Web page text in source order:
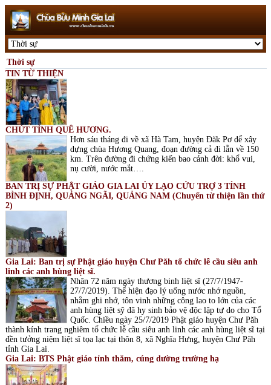
Thời sự
TIN TỪ THIỆN
CHÚT TÌNH QUÊ HƯƠNG.
Hơn sáu tháng đi về xã Hà Tam, huyện Đăk Pơ để xây
dựng chùa Hương Quang, đoạn đường cả đi lẫn về 150
km. Trên đường đi chứng kiến bao cảnh đời: khổ vui,
nụ cười, nước mắt….
BAN TRỊ SỰ PHẬT GIÁO GIA LAI ỦY LẠO CỨU TRỢ 3 TỈNH
BÌNH ĐỊNH, QUẢNG NGÃI, QUẢNG NAM (Chuyến từ thiện lần thứ
2)
Gia Lai: Ban trị sự Phật giáo huyện Chư Păh tổ chức lễ cầu siêu anh
linh các anh hùng liệt sĩ.
Nhân 72 năm ngày thương binh liệt sĩ (27/7/1947-
27/7/2019). Thể hiện đạo lý uống nước nhớ nguồn,
nhằm ghi nhớ, tôn vinh những công lao to lớn của các
anh hùng liệt sỹ đã hy sinh bảo vệ độc lập tự do cho Tổ
Quốc. Chiều ngày 25/7/2019 Phật giáo huyện Chư Păh
thành kính trang nghiêm tổ chức lễ cầu siêu anh linh các anh hùng liệt sĩ tại
đền tưởng niệm liệt sĩ tọa lạc tại thôn 8, xã Nghĩa Hưng, huyện Chư Păh
tỉnh Gia Lai.
Gia Lai: BTS Phật giáo tỉnh thăm, cúng dường trường hạ